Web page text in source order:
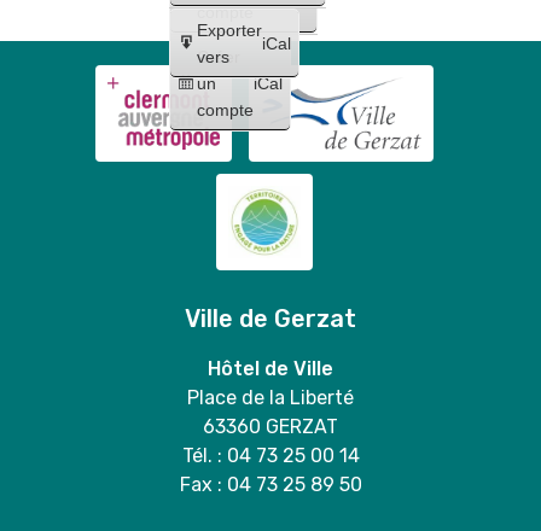
compte
Créer
un
compte
iCal
Exporter
vers
iCal
Ville de Gerzat
Hôtel de Ville
Place de la Liberté
63360 GERZAT
Tél. : 04 73 25 00 14
Fax : 04 73 25 89 50